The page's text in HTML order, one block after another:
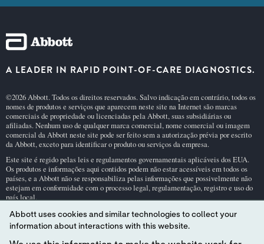
A LEADER IN RAPID POINT-OF-CARE DIAGNOSTICS.
©2026 Abbott. Todos os direitos reservados. Salvo indicação em contrário, todos os
nomes de produtos e serviços que aparecem neste site na Internet são marcas
comerciais de propriedade ou licenciadas pela Abbott, suas subsidiárias ou
afiliadas. Nenhum uso de qualquer marca comercial, nome comercial ou imagem
comercial da Abbott neste site pode ser feito sem a autorização prévia por escrito
da Abbott, exceto para identificar o produto ou serviços da empresa.
Este site é regido pelas leis e regulamentos governamentais aplicáveis dos EUA.
Os produtos e informações aqui contidos podem não estar acessíveis em todos os
países, e a Abbott não se responsabiliza pelas informações que possivelmente não
estejam em conformidade com o processo legal, regulamentação, registro e uso do
país local.
O uso deste site e das informações aqui contidas está sujeito a nossosTermos e Con
dições do SiteePolítica de Privacidade. As fotos exibidas são apenas para fins
Abbott uses cookies and similar technologies to collect your
information about interactions with this website.